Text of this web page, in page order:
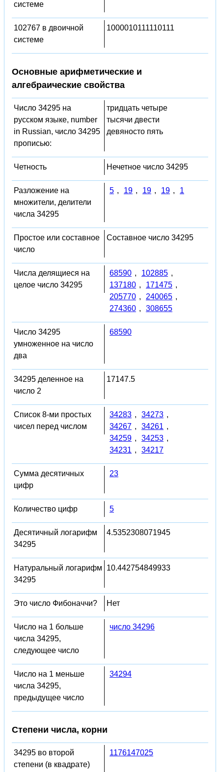
системе
102767 в двоичной
системе
1000010111110111
Основные арифметические и
алгебраические свойства
Число 34295 на
русском языке, number
in Russian, число 34295
прописью:
тридцать четыре
тысячи двести
девяносто пять
Четность Нечетное число 34295
Разложение на
множители, делители
числа 34295
5 , 19 , 19 , 19 , 1
Простое или составное
число
Составное число 34295
Числа делящиеся на
целое число 34295
68590 , 102885 ,
137180 , 171475 ,
205770 , 240065 ,
274360 , 308655
Число 34295
умноженное на число
два
68590
34295 деленное на
число 2
17147.5
Список 8-ми простых
чисел перед числом
34283 , 34273 ,
34267 , 34261 ,
34259 , 34253 ,
34231 , 34217
Сумма десятичных
цифр
23
Количество цифр 5
Десятичный логарифм
34295
4.5352308071945
Натуральный логарифм
34295
10.442754849933
Это число Фибоначчи? Нет
Число на 1 больше
числа 34295,
следующее число
число 34296
Число на 1 меньше
числа 34295,
предыдущее число
34294
Степени числа, корни
34295 во второй
степени (в квадрате)
1176147025